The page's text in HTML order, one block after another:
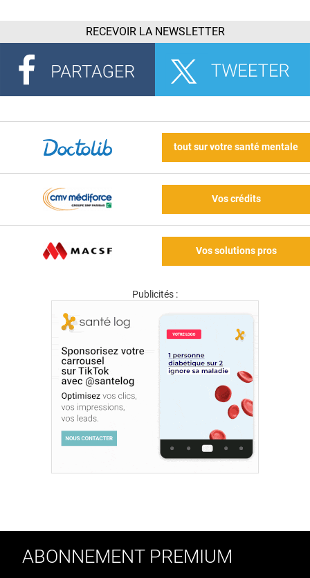
RECEVOIR LA NEWSLETTER
tout sur votre santé mentale
Vos crédits
Vos solutions pros
Publicités :
ABONNEMENT PREMIUM